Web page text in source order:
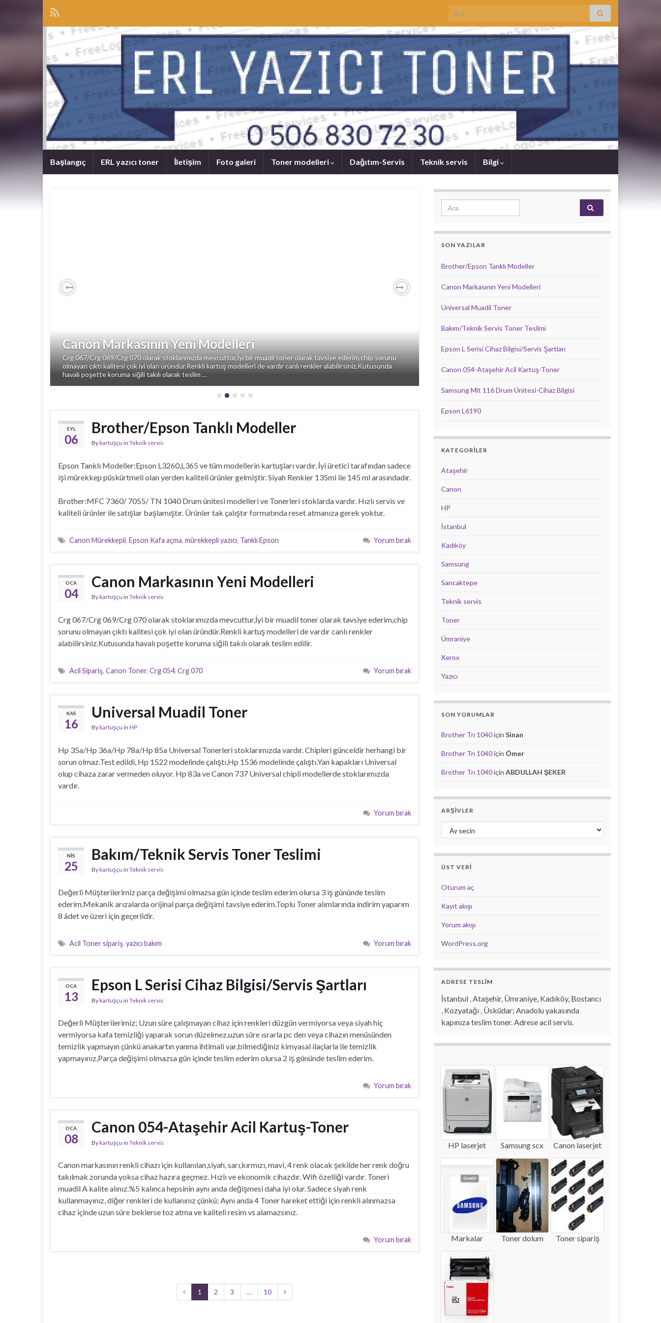
Search for:
Başlangıç ERL yazıcı toner İletişim Foto galeri Toner modelleri Dağıtım-Servis Teknik servis Bilgi
Canon Markasının Yeni Modelleri
Crg 067/Crg 069/Crg 070 olarak stoklarımızda mevcuttur,İyi bir muadil toner olarak tavsiye ederim,chip sorunu
olmayan çıktı kalitesi çok iyi olan üründür.Renkli kartuş modelleri de vardır canlı renkler alabilirsiniz.Kutusunda
havalı poşette koruma siğili takılı olarak teslim …
EYL
06
Brother/Epson Tanklı Modeller
Bykartuşçu in Teknik servis
Epson Tanklı Modeller:Epson L3260,L365 ve tüm modellerin kartuşları vardır. İyi üretici tarafından sadece
işi mürekkep püskürtmeli olan yerden kaliteli ürünler gelmiştir. Siyah Renkler 135ml ile 145 ml arasındadır.
Brother:MFC 7360/ 7055/ TN 1040 Drum ünitesi modelleri ve Tonerleri stoklarda vardır. Hızlı servis ve
kaliteli ürünler ile satışlar başlamıştır. Ürünler tak çalıştır formatında reset atmanıza gerek yoktur.
Canon Mürekkepli, Epson Kafa açma, mürekkepli yazıcı, Tanklı Epson Yorum bırak
OCA
04
Canon Markasının Yeni Modelleri
Bykartuşçu in Teknik servis
Crg 067/Crg 069/Crg 070 olarak stoklarımızda mevcuttur,İyi bir muadil toner olarak tavsiye ederim,chip
sorunu olmayan çıktı kalitesi çok iyi olan üründür.Renkli kartuş modelleri de vardır canlı renkler
alabilirsiniz.Kutusunda havalı poşette koruma siğili takılı olarak teslim edilir.
Acil Sipariş, Canon Toner, Crg 054, Crg 070 Yorum bırak
KAS
16
Universal Muadil Toner
Bykartuşçu in HP
Hp 35a/Hp 36a/Hp 78a/Hp 85a Universal Tonerleri stoklarımızda vardır. Chipleri günceldir herhangi bir
sorun olmaz.Test edildi, Hp 1522 modelinde çalıştı,Hp 1536 modelinde çalıştı.Yan kapakları Universal
olup cihaza zarar vermeden oluyor. Hp 83a ve Canon 737 Universal chipli modellerde stoklarımızda
vardır.
Yorum bırak
NIS
25
Bakım/Teknik Servis Toner Teslimi
Bykartuşçu in Teknik servis
Değerli Müşterilerimiz parça değişimi olmazsa gün içinde teslim ederim olursa 3 iş gününde teslim
ederim.Mekanik arızalarda orijinal parça değişimi tavsiye ederim.Toplu Toner alımlarında indirim yaparım
8 âdet ve üzeri için geçerlidir.
Acil Toner sipariş, yazıcı bakım Yorum bırak
OCA
13
Epson L Serisi Cihaz Bilgisi/Servis Şartları
Bykartuşçu in Teknik servis
Değerli Müşterilerimiz; Uzun süre çalışmayan cihaz için renkleri düzgün vermiyorsa veya siyah hiç
vermiyorsa kafa temizliği yaparak sorun düzelmez,uzun süre ısrarla pc den veya cihazın menüsünden
temizlik yapmayın çünkü anakartın yanma ihtimali var,bilmediğiniz kimyasal ilaçlarla ile temizlik
yapmayınız,Parça değişimi olmazsa gün içinde teslim ederim olursa 2 iş gününde teslim ederim.
Yorum bırak
OCA
08
Canon 054-Ataşehir Acil Kartuş-Toner
Bykartuşçu in Teknik servis
Canon markasının renkli cihazı için kullanılan,siyah, sarı,kırmızı, mavi, 4 renk olacak şekilde her renk doğru
takılmak zorunda yoksa cihaz hazıra geçmez. Hızlı ve ekonomik cihazdır. Wifi özelliği vardır. Toneri
muadil A kalite alınız.%5 kalınca hepsinin aynı anda değişmesi daha iyi olur. Sadece siyah renk
kullanmayınız, diğer renkleri de kullanınız çünkü; Aynı anda 4 Toner hareket ettiği için renkli alınmazsa
cihaz içinde uzun süre beklerse toz atma ve kaliteli resim vs alamazsınız.
Yorum bırak
1 2 3 … 10
Search for:
SON YAZILAR
Brother/Epson Tanklı Modeller
Canon Markasının Yeni Modelleri
Universal Muadil Toner
Bakım/Teknik Servis Toner Teslimi
Epson L Serisi Cihaz Bilgisi/Servis Şartları
Canon 054-Ataşehir Acil Kartuş-Toner
Samsung Mlt 116 Drum Ünitesi-Cihaz Bilgisi
Epson L6190
KATEGORILER
Ataşehir
Canon
HP
İstanbul
Kadıköy
Samsung
Sancaktepe
Teknik servis
Toner
Ümraniye
Xerox
Yazıcı
SON YORUMLAR
Brother Tn 1040için Sinan
Brother Tn 1040için Ömer
Brother Tn 1040için ABDULLAH ŞEKER
ARŞIVLER
Arşivler
ÜST VERI
Oturum aç
Kayıt akışı
Yorum akışı
WordPress.org
ADRESE TESLİM
İstanbul , Ataşehir, Ümraniye, Kadıköy, Bostancı
, Kozyatağı , Üsküdar; Anadolu yakasında
kapınıza teslim toner. Adrese acil servis.
HP laserjet Samsung scx Canon laserjet
Markalar Toner dolum Toner sipariş